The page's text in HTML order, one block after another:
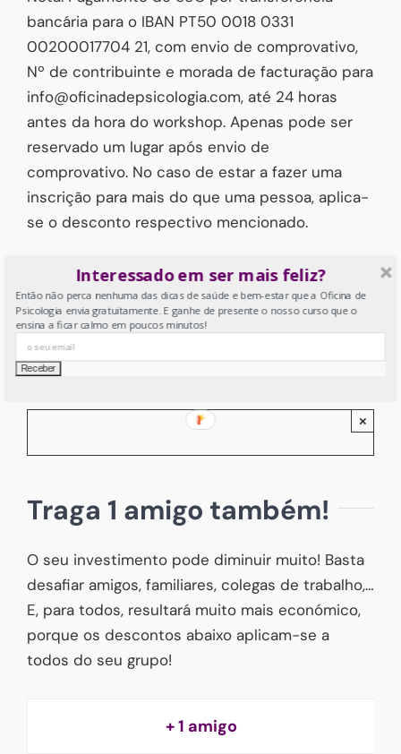
bancária para o IBAN PT50 0018 0331
00200017704 21, com envio de comprovativo,
Nº de contribuinte e morada de facturação para
info@oficinadepsicologia.com, até 24 horas
antes da hora do workshop. Apenas pode ser
reservado um lugar após envio de
comprovativo. No caso de estar a fazer uma
inscrição para mais do que uma pessoa, aplica-
se o desconto respectivo mencionado.
Ao usar este formulário, concorda com o
armazenamento e o gerenciamento dos seus
dados por este site.
×
Traga 1 amigo também!
O seu investimento pode diminuir muito! Basta
desafiar amigos, familiares, colegas de trabalho,…
E, para todos, resultará muito mais económico,
porque os descontos abaixo aplicam-se a
todos do seu grupo!
+ 1 amigo
Interessado em ser mais feliz?
Então não perca nenhuma das dicas de saúde e bem-estar que a Oficina de
Psicologia envia gratuitamente. E ganhe de presente o nosso curso que o
ensina a ficar calmo em poucos minutos!